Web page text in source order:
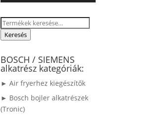
Keresés
Keresés
BOSCH / SIEMENS
alkatrész kategóriák:
► Air fryerhez kiegészítők
► Bosch bojler alkatrészek
(Tronic)